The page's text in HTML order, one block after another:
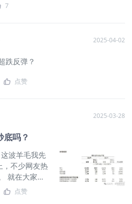
音乐(09899)$
特别是订阅收入的贡献占比提升至约
化和用户付费习惯养成的成效；业
司从直播依赖向订阅主导的结构性
和独家版权合作。超市场预期（分析
长动能更强，类似于Spotify从免费
阅收入：43.8亿元人民币，同比增
（超级VIP）等高端订阅产品的
7
2025-04-02
跌反弹？
点赞
2025-03-28
底吗？
波羊毛我先
，不少网友热
就在大家讨
巨头交出
的成绩单。
点赞